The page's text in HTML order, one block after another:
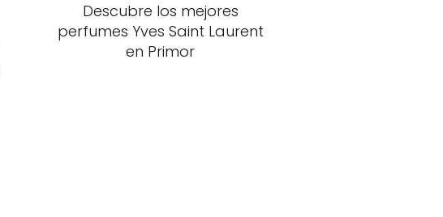
Descubre los mejores
perfumes Yves Saint Laurent
en Primor